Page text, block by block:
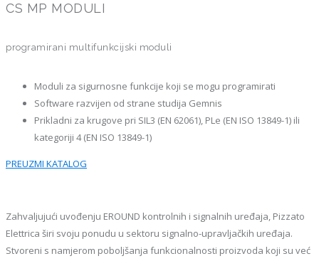
CS MP MODULI
programirani multifunkcijski moduli
Moduli za sigurnosne funkcije koji se mogu programirati
Software razvijen od strane studija Gemnis
Prikladni za krugove pri SIL3 (EN 62061), PLe (EN ISO 13849-1) ili
kategoriji 4 (EN ISO 13849-1)
PREUZMI KATALOG
Zahvaljujući uvođenju EROUND kontrolnih i signalnih uređaja, Pizzato
Elettrica širi svoju ponudu u sektoru signalno-upravljačkih uređaja.
Stvoreni s namjerom poboljšanja funkcionalnosti proizvoda koji su već